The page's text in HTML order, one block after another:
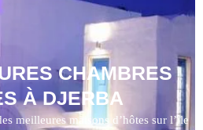
CHAMBRES
À DJERBA
meilleures maisons d’hôtes sur l’île